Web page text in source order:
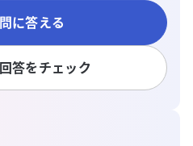
に答える
答をチェック